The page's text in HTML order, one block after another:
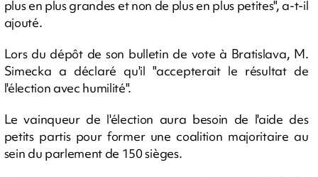
plus en plus grandes et non de plus en plus petites", a-t-il
ajouté.
Lors du dépôt de son bulletin de vote à Bratislava, M.
Simecka a déclaré qu'il "accepterait le résultat de
l'élection avec humilité".
Le vainqueur de l'élection aura besoin de l'aide des
petits partis pour former une coalition majoritaire au
sein du parlement de 150 sièges.